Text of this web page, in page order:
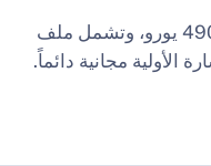
من 490 يورو، وتشمل ملف
دائماً.